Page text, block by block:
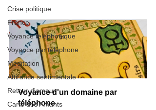
Crise politique
France
Voyance téléphonique
Voyance par téléphone
Méditation
Attirance sentimentale
Retour d'amour
Carte des Amants
Voyance d'un domaine par
téléphone